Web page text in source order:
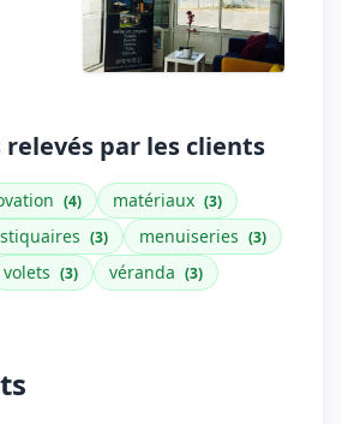
par les clients
(4) matériaux (3)
(3) menuiseries (3)
volets (3) véranda (3)